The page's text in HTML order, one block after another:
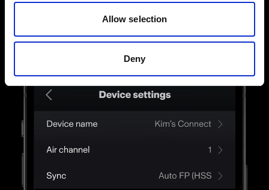
Allow selection
Deny